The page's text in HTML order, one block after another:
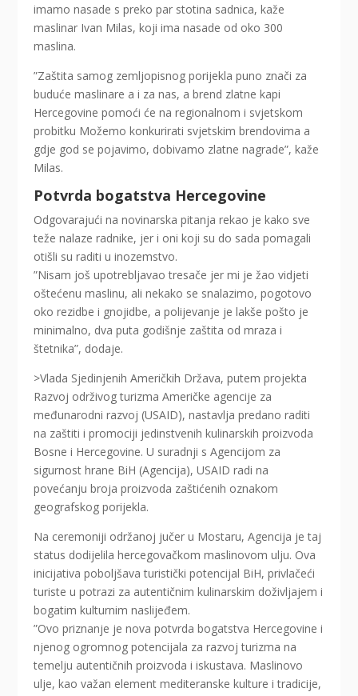
imamo nasade s preko par stotina sadnica, kaže
maslinar Ivan Milas, koji ima nasade od oko 300
maslina.
”Zaštita samog zemljopisnog porijekla puno znači za
buduće maslinare a i za nas, a brend zlatne kapi
Hercegovine pomoći će na regionalnom i svjetskom
probitku Možemo konkurirati svjetskim brendovima a
gdje god se pojavimo, dobivamo zlatne nagrade”, kaže
Milas.
Potvrda bogatstva Hercegovine
Odgovarajući na novinarska pitanja rekao je kako sve
teže nalaze radnike, jer i oni koji su do sada pomagali
otišli su raditi u inozemstvo.
”Nisam još upotrebljavao tresače jer mi je žao vidjeti
oštećenu maslinu, ali nekako se snalazimo, pogotovo
oko rezidbe i gnojidbe, a polijevanje je lakše pošto je
minimalno, dva puta godišnje zaštita od mraza i
štetnika”, dodaje.
>Vlada Sjedinjenih Američkih Država, putem projekta
Razvoj održivog turizma Američke agencije za
međunarodni razvoj (USAID), nastavlja predano raditi
na zaštiti i promociji jedinstvenih kulinarskih proizvoda
Bosne i Hercegovine. U suradnji s Agencijom za
sigurnost hrane BiH (Agencija), USAID radi na
povećanju broja proizvoda zaštićenih oznakom
geografskog porijekla.
Na ceremoniji održanoj jučer u Mostaru, Agencija je taj
status dodijelila hercegovačkom maslinovom ulju. Ova
inicijativa poboljšava turistički potencijal BiH, privlačeći
turiste u potrazi za autentičnim kulinarskim doživljajem i
bogatim kulturnim naslijeđem.
”Ovo priznanje je nova potvrda bogatstva Hercegovine i
njenog ogromnog potencijala za razvoj turizma na
temelju autentičnih proizvoda i iskustava. Maslinovo
ulje, kao važan element mediteranske kulture i tradicije,